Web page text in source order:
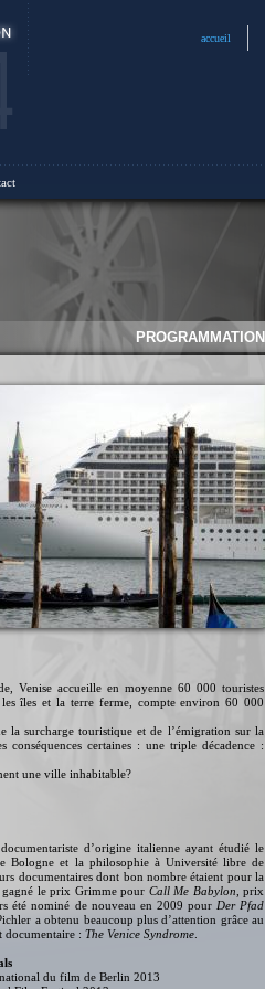
d’origine italienne ayant étudié le
Bologne et la philosophie à Université libre de
documentaires dont bon nombre étaient pour la
le prix Grimme pour Call Me Babylon , prix
été nominé de nouveau en 2009 pour Der Pfad
a obtenu beaucoup plus d’attention grâce au
documentaire : The Venice Syndrome
du film de Berlin 2013
Venise accueille en moyenne 60 000 touristes
îles et la terre ferme, compte environ 60 000
la surcharge touristique et de l’émigration sur la
certaines : une triple décadence :
une ville inhabitable?
PROGRAMMATION
accueil